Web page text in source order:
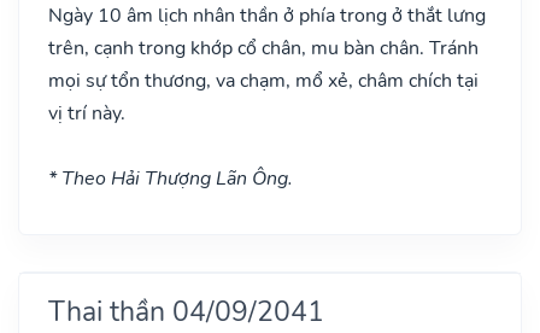
Ngày 10 âm lịch nhân thần ở phía trong ở thắt lưng
trên, cạnh trong khớp cổ chân, mu bàn chân. Tránh
mọi sự tổn thương, va chạm, mổ xẻ, châm chích tại
vị trí này.
* Theo Hải Thượng Lãn Ông.
Thai thần 04/09/2041